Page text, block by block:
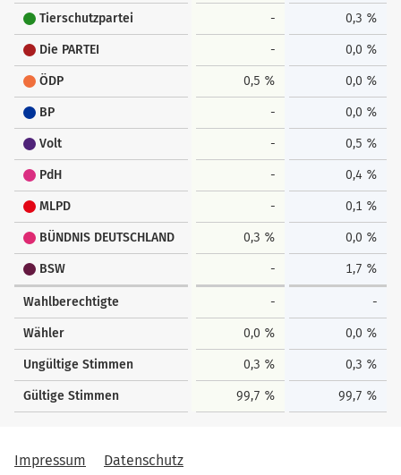
Tierschutzpartei - 0,3 %
Die PARTEI - 0,0 %
ÖDP 0,5 % 0,0 %
BP - 0,0 %
Volt - 0,5 %
PdH - 0,4 %
MLPD - 0,1 %
BÜNDNIS DEUTSCHLAND 0,3 % 0,0 %
BSW - 1,7 %
Wahlberechtigte - -
Wähler 0,0 % 0,0 %
Ungültige Stimmen 0,3 % 0,3 %
Gültige Stimmen 99,7 % 99,7 %
Impressum Datenschutz